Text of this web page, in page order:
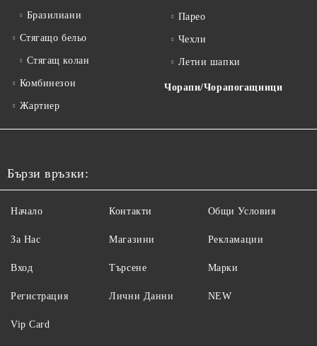
Бразилиани
Стягащо бельо
Стягащ колан
Комбинезон
Жартиер
Парео
Чехли
Летни шапки
Чорапи/Чорапогащници
Бързи връзки:
Начало
За Нас
Вход
Регистрация
Контакти
Магазини
Търсене
Лични Данни
Общи Условия
Рекламации
Марки
NEW
Vip Card